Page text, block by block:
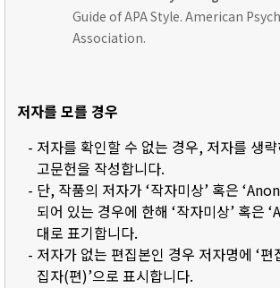
Guide of APA Style. American
Association.
저자를 모를 경우
- 저자를 확인할 수 없는 경우, 저자를 생
고문헌을 작성합니다.
- 단, 작품의 저자가 ‘작자미상’ 혹은
되어 있는 경우에 한해 ‘작자미상’ 혹은
대로 표기합니다.
- 저자가 없는 편집본인 경우 저자명에 ‘편
집자(편)’으로 표시합니다.